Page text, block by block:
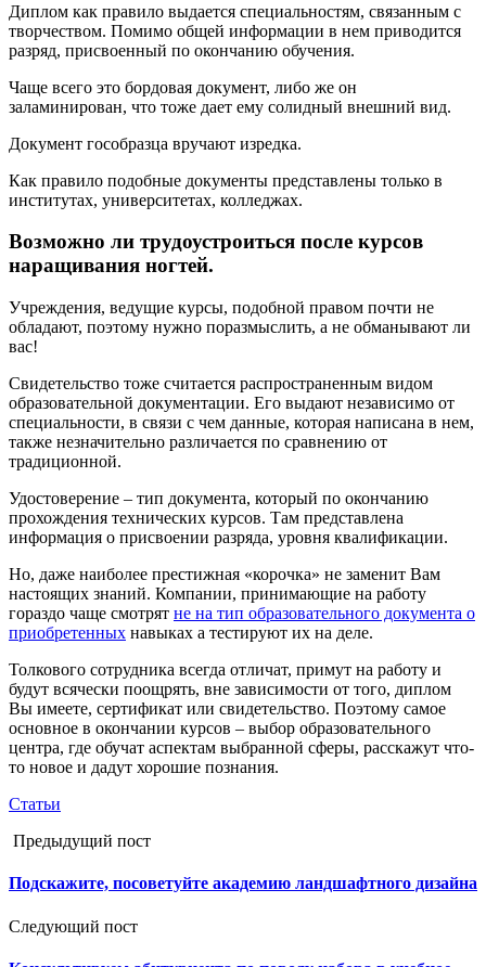
Диплом как правило выдается специальностям, связанным с
творчеством. Помимо общей информации в нем приводится
разряд, присвоенный по окончанию обучения.
Чаще всего это бордовая документ, либо же он
заламинирован, что тоже дает ему солидный внешний вид.
Документ гособразца вручают изредка.
Как правило подобные документы представлены только в
институтах, университетах, колледжах.
Возможно ли трудоустроиться после курсов
наращивания ногтей.
Учреждения, ведущие курсы, подобной правом почти не
обладают, поэтому нужно поразмыслить, а не обманывают ли
вас!
Свидетельство тоже считается распространенным видом
образовательной документации. Его выдают независимо от
специальности, в связи с чем данные, которая написана в нем,
также незначительно различается по сравнению от
традиционной.
Удостоверение – тип документа, который по окончанию
прохождения технических курсов. Там представлена
информация о присвоении разряда, уровня квалификации.
Но, даже наиболее престижная «корочка» не заменит Вам
настоящих знаний. Компании, принимающие на работу
гораздо чаще смотрят не на тип образовательного документа о
приобретенных навыках а тестируют их на деле.
Толкового сотрудника всегда отличат, примут на работу и
будут всячески поощрять, вне зависимости от того, диплом
Вы имеете, сертификат или свидетельство. Поэтому самое
основное в окончании курсов – выбор образовательного
центра, где обучат аспектам выбранной сферы, расскажут что-
то новое и дадут хорошие познания.
Статьи
Предыдущий пост
Подскажите, посоветуйте академию ландшафтного дизайна
Следующий пост